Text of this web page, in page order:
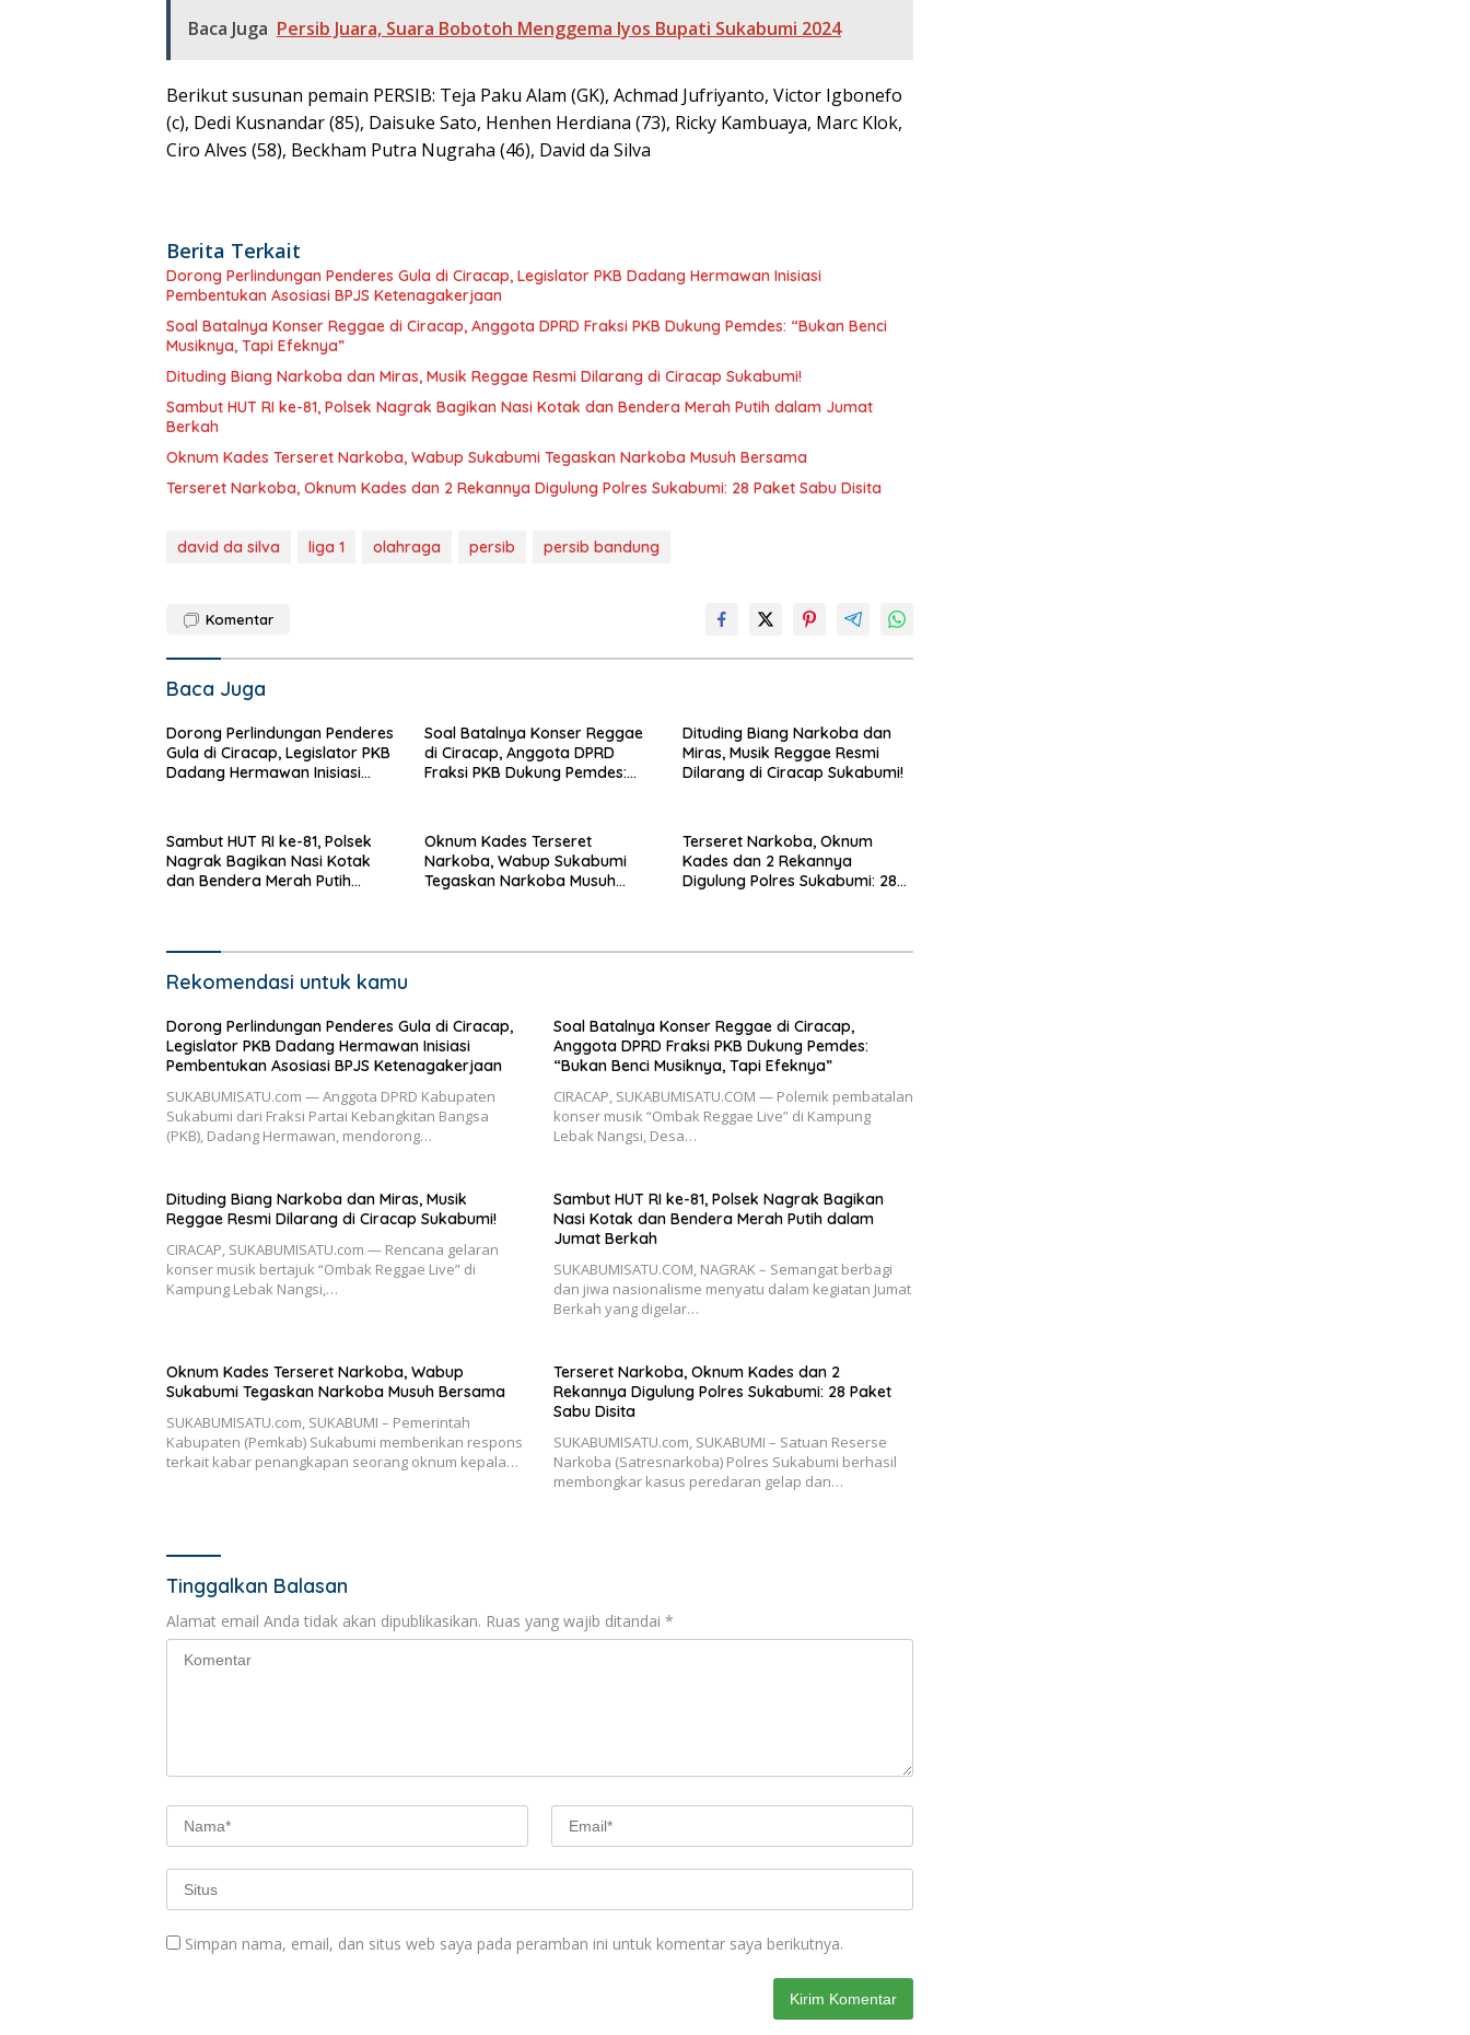
Baca Juga Persib Juara, Suara Bobotoh Menggema Iyos Bupati Sukabumi 2024
Berikut susunan pemain PERSIB: Teja Paku Alam (GK), Achmad Jufriyanto, Victor Igbonefo
(c), Dedi Kusnandar (85), Daisuke Sato, Henhen Herdiana (73), Ricky Kambuaya, Marc Klok,
Ciro Alves (58), Beckham Putra Nugraha (46), David da Silva
Berita Terkait
Dorong Perlindungan Penderes Gula di Ciracap, Legislator PKB Dadang Hermawan Inisiasi
Pembentukan Asosiasi BPJS Ketenagakerjaan
Soal Batalnya Konser Reggae di Ciracap, Anggota DPRD Fraksi PKB Dukung Pemdes: “Bukan Benci
Musiknya, Tapi Efeknya”
Dituding Biang Narkoba dan Miras, Musik Reggae Resmi Dilarang di Ciracap Sukabumi!
Sambut HUT RI ke-81, Polsek Nagrak Bagikan Nasi Kotak dan Bendera Merah Putih dalam Jumat
Berkah
Oknum Kades Terseret Narkoba, Wabup Sukabumi Tegaskan Narkoba Musuh Bersama
Terseret Narkoba, Oknum Kades dan 2 Rekannya Digulung Polres Sukabumi: 28 Paket Sabu Disita
david da silva liga 1 olahraga persib persib bandung
Komentar
Baca Juga
Dorong Perlindungan Penderes
Gula di Ciracap, Legislator PKB
Dadang Hermawan Inisiasi
Soal Batalnya Konser Reggae
di Ciracap, Anggota DPRD
Fraksi PKB Dukung Pemdes:
Dituding Biang Narkoba dan
Miras, Musik Reggae Resmi
Dilarang di Ciracap Sukabumi!
Sambut HUT RI ke-81, Polsek
Nagrak Bagikan Nasi Kotak
dan Bendera Merah Putih
Oknum Kades Terseret
Narkoba, Wabup Sukabumi
Tegaskan Narkoba Musuh
Terseret Narkoba, Oknum
Kades dan 2 Rekannya
Digulung Polres Sukabumi: 28
Rekomendasi untuk kamu
Dorong Perlindungan Penderes Gula di Ciracap,
Legislator PKB Dadang Hermawan Inisiasi
Pembentukan Asosiasi BPJS Ketenagakerjaan
SUKABUMISATU.com — Anggota DPRD Kabupaten
Sukabumi dari Fraksi Partai Kebangkitan Bangsa
(PKB), Dadang Hermawan, mendorong…
Soal Batalnya Konser Reggae di Ciracap,
Anggota DPRD Fraksi PKB Dukung Pemdes:
“Bukan Benci Musiknya, Tapi Efeknya”
CIRACAP, SUKABUMISATU.COM — Polemik pembatalan
konser musik “Ombak Reggae Live” di Kampung
Lebak Nangsi, Desa…
Dituding Biang Narkoba dan Miras, Musik
Reggae Resmi Dilarang di Ciracap Sukabumi!
CIRACAP, SUKABUMISATU.com — Rencana gelaran
konser musik bertajuk “Ombak Reggae Live” di
Kampung Lebak Nangsi,…
Sambut HUT RI ke-81, Polsek Nagrak Bagikan
Nasi Kotak dan Bendera Merah Putih dalam
Jumat Berkah
SUKABUMISATU.COM, NAGRAK – Semangat berbagi
dan jiwa nasionalisme menyatu dalam kegiatan Jumat
Berkah yang digelar…
Oknum Kades Terseret Narkoba, Wabup
Sukabumi Tegaskan Narkoba Musuh Bersama
SUKABUMISATU.com, SUKABUMI – Pemerintah
Kabupaten (Pemkab) Sukabumi memberikan respons
terkait kabar penangkapan seorang oknum kepala…
Terseret Narkoba, Oknum Kades dan 2
Rekannya Digulung Polres Sukabumi: 28 Paket
Sabu Disita
SUKABUMISATU.com, SUKABUMI – Satuan Reserse
Narkoba (Satresnarkoba) Polres Sukabumi berhasil
membongkar kasus peredaran gelap dan…
Tinggalkan Balasan
Alamat email Anda tidak akan dipublikasikan. Ruas yang wajib ditandai *
Simpan nama, email, dan situs web saya pada peramban ini untuk komentar saya berikutnya.